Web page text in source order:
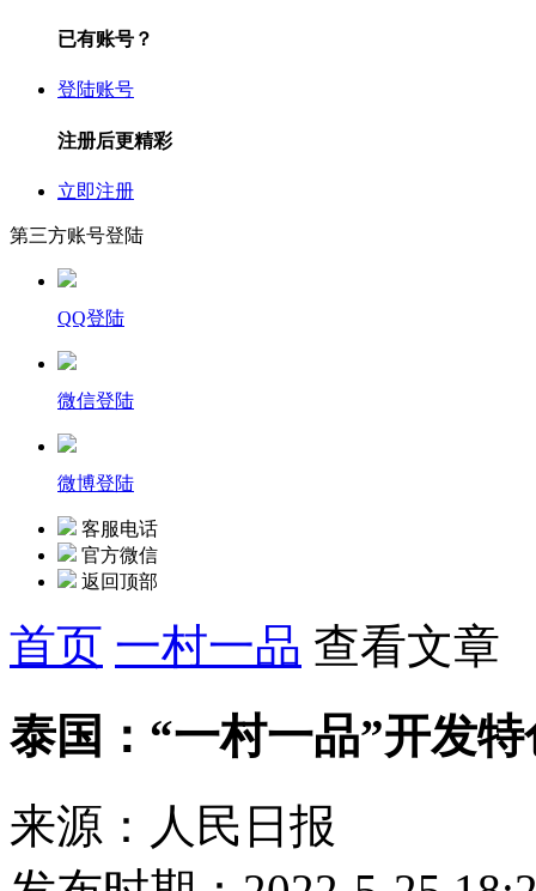
已有账号？
登陆账号
注册后更精彩
立即注册
第三方账号登陆
QQ登陆
微信登陆
微博登陆
客服电话
官方微信
返回顶部
首页 一村一品 查看文章
泰国：“一村一品”开发
来源：人民日报